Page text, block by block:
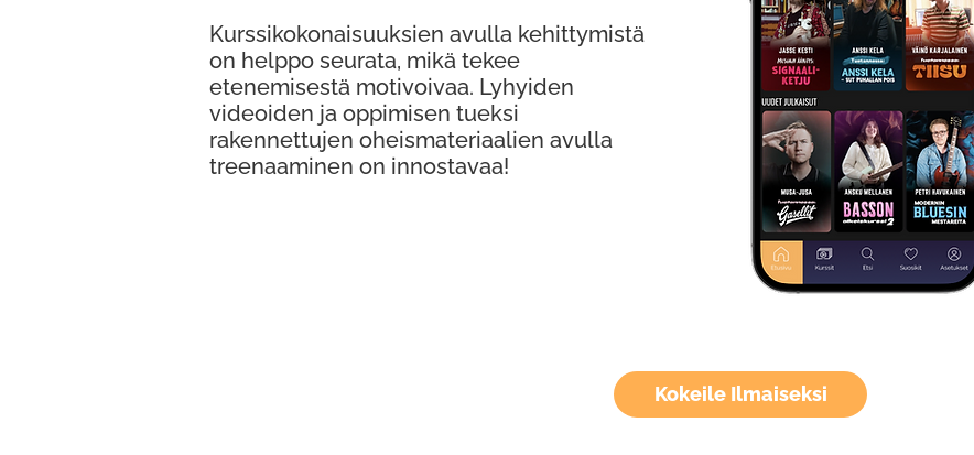
Kokeile Ilmaiseksi
Kurssikokonaisuuksien avulla kehittymistä
on helppo seurata, mikä tekee
etenemisestä motivoivaa. Lyhyiden
videoiden ja oppimisen tueksi
rakennettujen oheismateriaalien avulla
treenaaminen on innostavaa!